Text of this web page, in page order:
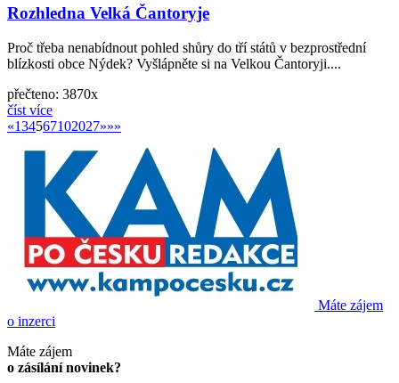
Rozhledna Velká Čantoryje
Proč třeba nenabídnout pohled shůry do tří států v bezprostřední
blízkosti obce Nýdek? Vyšlápněte si na Velkou Čantoryji....
přečteno: 3870x
číst více
««134567102027»»
»»
Máte zájem
o inzerci
Máte zájem
o zásílání novinek?